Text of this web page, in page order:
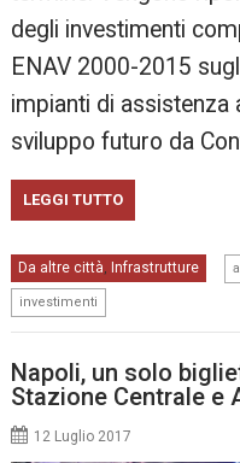
degli investimenti
ENAV 2000-2015
impianti di assistenza
sviluppo futuro da
LEGGI TUTTO
Da altre città, Infrastrutture
investimenti
Napoli, un solo
Stazione Centrale e
12 Luglio 2017